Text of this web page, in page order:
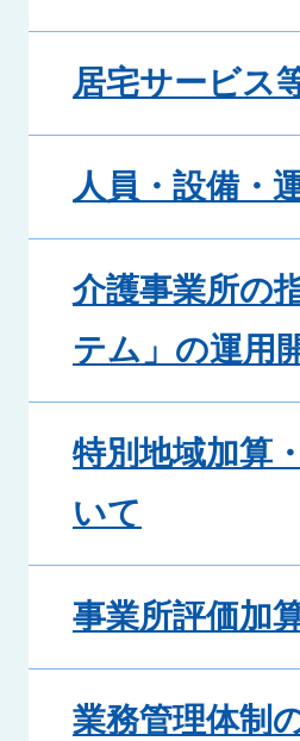
居宅サービス
人員・設備・
介護事業所の
テム」の運用
特別地域加算
いて
事業所評価加
業務管理体制